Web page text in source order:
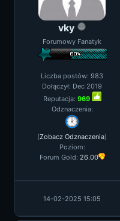
vky
Forumowy Fanatyk
Liczba postów: 983
Dołączył: Dec 2019
Reputacja: 969
Odznaczenia:
(Zobacz Odznaczenia)
Poziom:
Forum Gold: 26.00
14-02-2025 15:05